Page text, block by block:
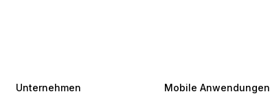
Unternehmen Mobile Anwendungen